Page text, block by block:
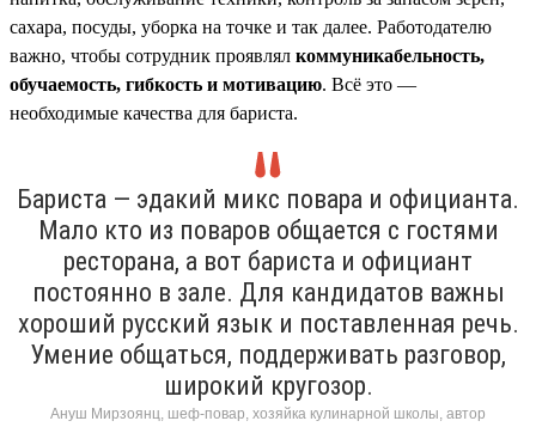
сахара, посуды, уборка на точке и так далее. Работодателю
важно, чтобы сотрудник проявлял коммуникабельность,
обучаемость, гибкость и мотивацию. Всё это —
необходимые качества для бариста.
Бариста — эдакий микс повара и официанта.
Мало кто из поваров общается с гостями
ресторана, а вот бариста и официант
постоянно в зале. Для кандидатов важны
хороший русский язык и поставленная речь.
Умение общаться, поддерживать разговор,
широкий кругозор.
Ануш Мирзоянц, шеф-повар, хозяйка кулинарной школы, автор